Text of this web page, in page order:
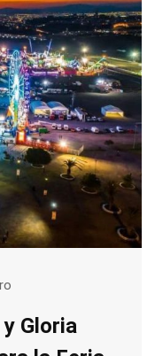
Gloria